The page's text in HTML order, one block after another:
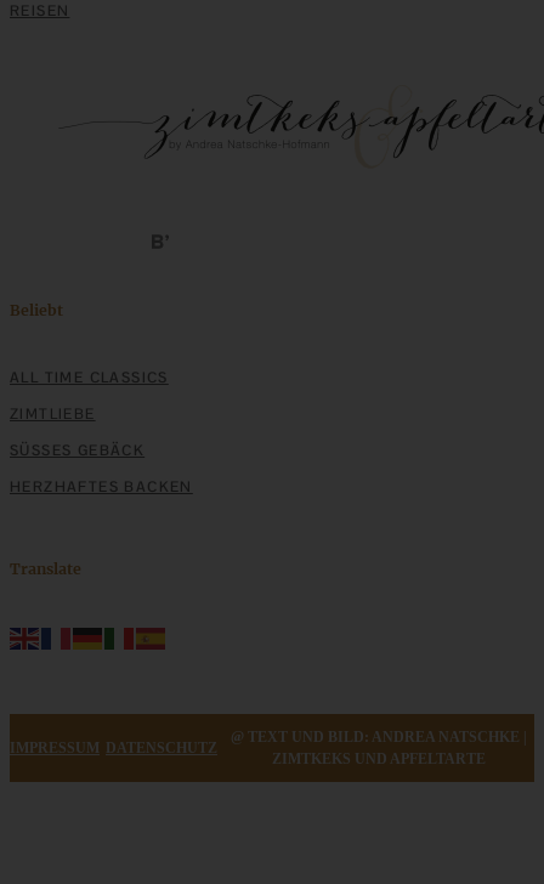
REISEN
Beliebt
ALL TIME CLASSICS
ZIMTLIEBE
SÜSSES GEBÄCK
HERZHAFTES BACKEN
Translate
IMPRESSUM DATENSCHUTZ
@ TEXT UND BILD: ANDREA NATSCHKE |
ZIMTKEKS UND APFELTARTE